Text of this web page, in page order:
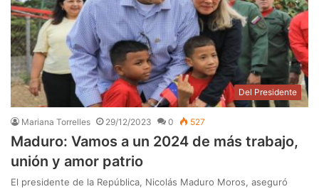
Del Presidente
Mariana Torrelles 29/12/2023 0 527
Maduro: Vamos a un 2024 de más trabajo,
unión y amor patrio
El presidente de la República, Nicolás Maduro Moros, aseguró